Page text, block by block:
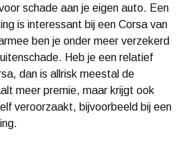
schade aan je eigen auto. Een
is interessant bij een Corsa van
ben je onder meer verzekerd
Heb je een relatief
dan is allrisk meestal de
meer premie, maar krijgt ook
veroorzaakt, bijvoorbeeld bij een